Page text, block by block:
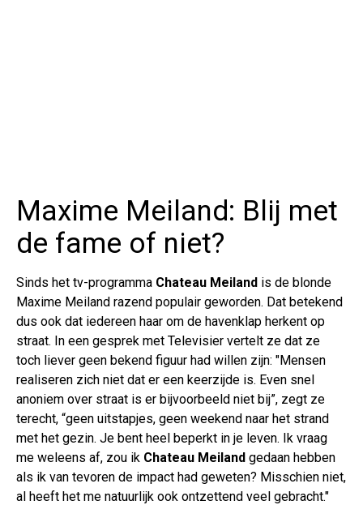
Maxime Meiland: Blij met
de fame of niet?
Sinds het tv-programma Chateau Meiland is de blonde
Maxime Meiland razend populair geworden. Dat betekend
dus ook dat iedereen haar om de havenklap herkent op
straat. In een gesprek met Televisier vertelt ze dat ze
toch liever geen bekend figuur had willen zijn: "Mensen
realiseren zich niet dat er een keerzijde is. Even snel
anoniem over straat is er bijvoorbeeld niet bij”, zegt ze
terecht, “geen uitstapjes, geen weekend naar het strand
met het gezin. Je bent heel beperkt in je leven. Ik vraag
me weleens af, zou ik Chateau Meiland gedaan hebben
als ik van tevoren de impact had geweten? Misschien niet,
al heeft het me natuurlijk ook ontzettend veel gebracht."